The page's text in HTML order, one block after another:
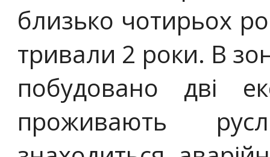
близько чотирьох
тривали 2 роки. В
побудовано дві
проживають